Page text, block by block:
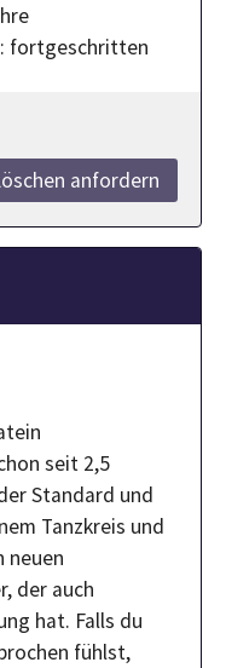
fortgeschritten
anfordern
seit 2,5
Standard und
Tanzkreis und
neuen
der auch
hat. Falls du
fühlst,